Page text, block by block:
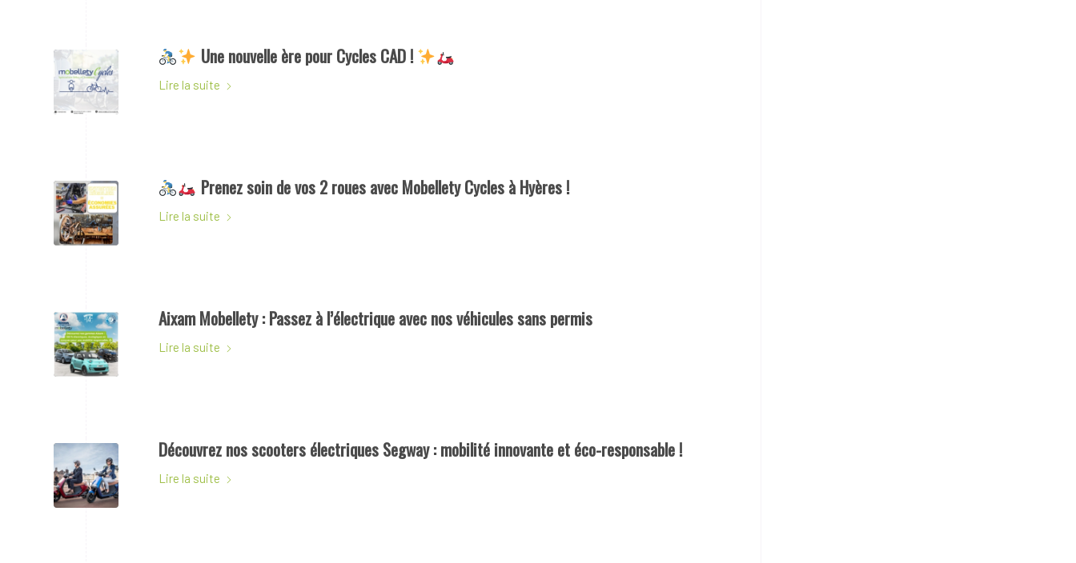
Une nouvelle ère pour Cycles CAD !
Lire la suite
Prenez soin de vos 2 roues avec Mobellety Cycles à Hyères !
Lire la suite
Aixam Mobellety : Passez à l’électrique avec nos véhicules sans permis
Lire la suite
Découvrez nos scooters électriques Segway : mobilité innovante et éco-responsable !
Lire la suite